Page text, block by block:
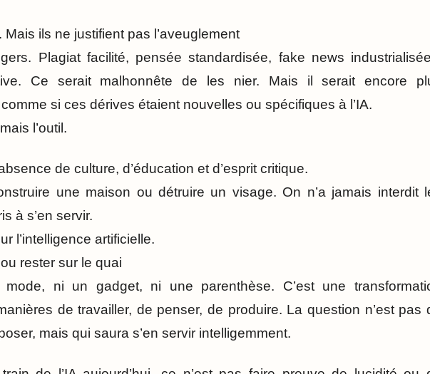
ils ne justifient pas l’aveuglement
Plagiat facilité, pensée standardisée, fake news
Ce serait malhonnête de les nier. Mais il serait encore
si ces dérives étaient nouvelles ou spécifiques à l’IA.
l’outil.
de culture, d’éducation et d’esprit critique.
une maison ou détruire un visage. On n’a jamais interdit
à s’en servir.
l’intelligence artificielle.
rester sur le quai
mode, ni un gadget, ni une parenthèse. C’est une
de travailler, de penser, de produire. La question n’est pas
mais qui saura s’en servir intelligemment.